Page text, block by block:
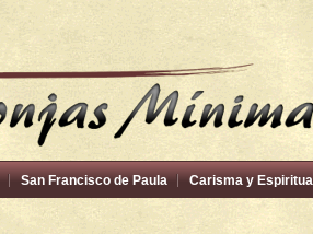
San Francisco de Paula Carisma y